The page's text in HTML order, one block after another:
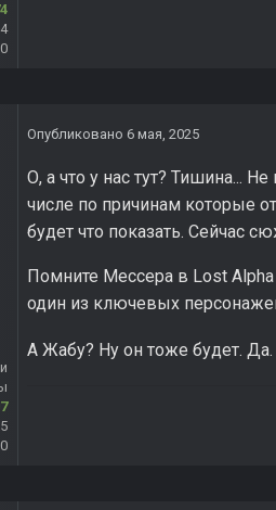
Опубликовано 6 мая, 2025
О, а что у нас тут? Тишина...
числе по причинам которые
будет что показать. Сейчас
Помните Мессера в Lost Alpha
один из ключевых
А Жабу? Ну он тоже будет.